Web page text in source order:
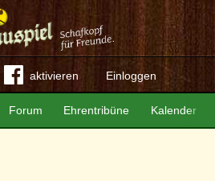
aktivieren Einloggen
Forum Ehrentribüne Kalender